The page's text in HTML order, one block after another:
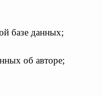
базе данных;
об авторе;